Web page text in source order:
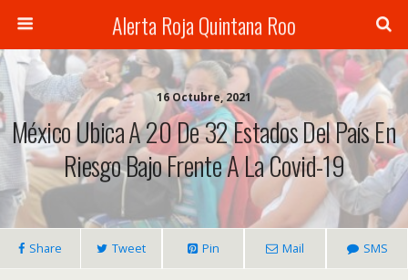
Alerta Roja Quintana Roo
16 Octubre, 2021
México Ubica A 20 De 32 Estados Del País En
Riesgo Bajo Frente A La Covid-19
Share Tweet Pin Mail SMS